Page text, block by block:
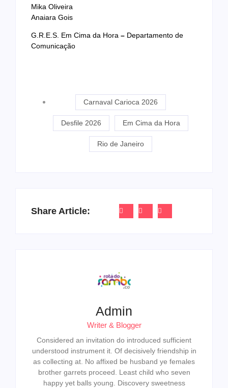
Mika Oliveira
Anaiara Gois
G.R.E.S. Em Cima da Hora – Departamento de
Comunicação
Carnaval Carioca 2026
Desfile 2026 Em Cima da Hora
Rio de Janeiro
Share Article:
Admin
Writer & Blogger
Considered an invitation do introduced sufficient
understood instrument it. Of decisively friendship in
as collecting at. No affixed be husband ye females
brother garrets proceed. Least child who seven
happy yet balls young. Discovery sweetness